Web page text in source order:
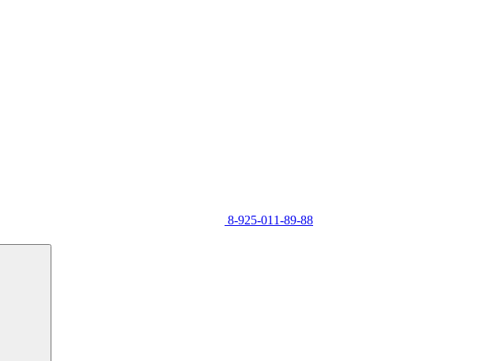
8-925-011-89-88